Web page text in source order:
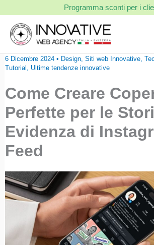
contenuto
Programma sconti per i
6 Dicembre 2024 • Design, Siti web Innovative,
Tutorial , Ultime tendenze innovative
Come Creare
Perfette per le
Evidenza di
Feed